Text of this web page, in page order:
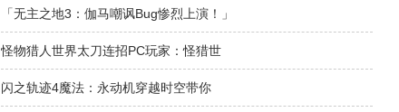
「无主之地3：伽马嘲讽Bug惨烈上演！」
怪物猎人世界太刀连招PC玩家：怪猎世
闪之轨迹4魔法：永动机穿越时空带你